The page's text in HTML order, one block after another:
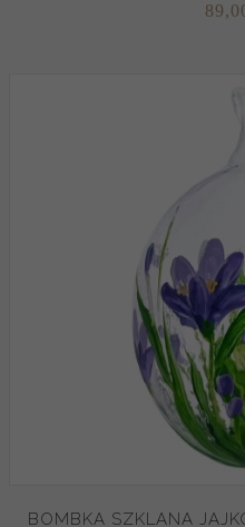
89,
BOMBKA SZKLANA